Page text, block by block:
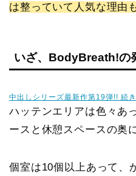
は整っていて人気な理由
いざ、BodyBreath!の
中出しシリーズ最新作第19弾!! 続
ハッテンエリアは色々あ
ースと休憩スペースの奥
個室は10個以上あって、